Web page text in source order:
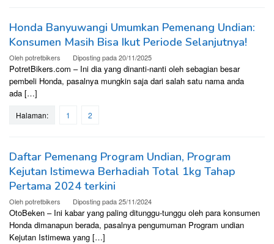
Honda Banyuwangi Umumkan Pemenang Undian:
Konsumen Masih Bisa Ikut Periode Selanjutnya!
Olehpotretbikers Diposting pada20/11/2025
PotretBikers.com – Ini dia yang dinanti-nanti oleh sebagian besar
pembeli Honda, pasalnya mungkin saja dari salah satu nama anda
ada […]
Halaman: 1 2
Daftar Pemenang Program Undian, Program
Kejutan Istimewa Berhadiah Total 1kg Tahap
Pertama 2024 terkini
Olehpotretbikers Diposting pada25/11/2024
OtoBeken – Ini kabar yang paling ditunggu-tunggu oleh para konsumen
Honda dimanapun berada, pasalnya pengumuman Program undian
Kejutan Istimewa yang […]